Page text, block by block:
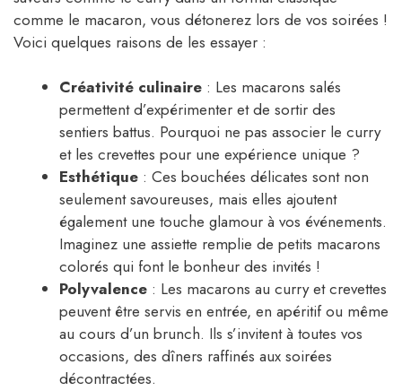
comme le macaron, vous détonerez lors de vos soirées !
Voici quelques raisons de les essayer :
Créativité culinaire : Les macarons salés
permettent d’expérimenter et de sortir des
sentiers battus. Pourquoi ne pas associer le curry
et les crevettes pour une expérience unique ?
Esthétique : Ces bouchées délicates sont non
seulement savoureuses, mais elles ajoutent
également une touche glamour à vos événements.
Imaginez une assiette remplie de petits macarons
colorés qui font le bonheur des invités !
Polyvalence : Les macarons au curry et crevettes
peuvent être servis en entrée, en apéritif ou même
au cours d’un brunch. Ils s’invitent à toutes vos
occasions, des dîners raffinés aux soirées
décontractées.